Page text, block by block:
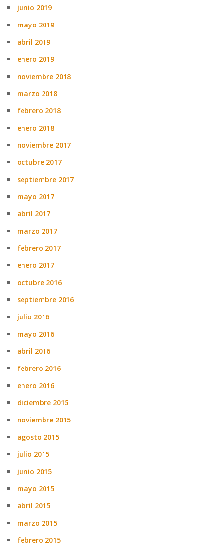
junio 2019
mayo 2019
abril 2019
enero 2019
noviembre 2018
marzo 2018
febrero 2018
enero 2018
noviembre 2017
octubre 2017
septiembre 2017
mayo 2017
abril 2017
marzo 2017
febrero 2017
enero 2017
octubre 2016
septiembre 2016
julio 2016
mayo 2016
abril 2016
febrero 2016
enero 2016
diciembre 2015
noviembre 2015
agosto 2015
julio 2015
junio 2015
mayo 2015
abril 2015
marzo 2015
febrero 2015